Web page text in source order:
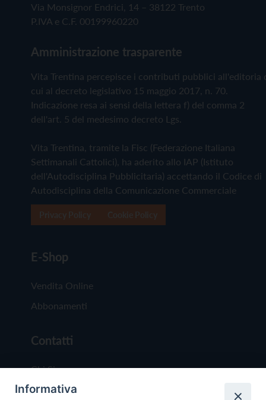
Via Monsignor Endrici, 14 – 38122 Trento
P.IVA e C.F. 00199960220
Amministrazione trasparente
Vita Trentina percepisce i contributi pubblici all'editoria
cui al decreto legislativo 15 maggio 2017, n. 70.
Indicazione resa ai sensi della lettera f) del comma 2
dell'art. 5 del medesimo decreto Lgs.
Vita Trentina, tramite la Fisc (Federazione Italiana
Settimanali Cattolici), ha aderito allo IAP (Istituto
dell'Autodisciplina Pubblicitaria) accettando il Codice di
Autodisciplina della Comunicazione Commerciale
E-Shop
Vendita Online
Abbonamenti
Contatti
Chi Siamo
Redazione
Informativa